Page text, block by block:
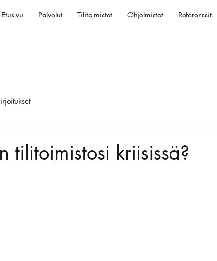
Etusivu Palvelut Tilitoimistot Ohjelmistot Referenssit
tilitoimistosi kriisissä?